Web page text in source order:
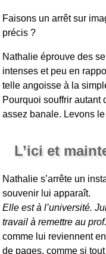
Faisons un arrêt sur
précis ?
Nathalie éprouve des
intenses et peu en
telle angoisse à la
Pourquoi souffrir autant
assez banale. Levons
L’ici et
Nathalie s’arrête un
souvenir lui apparaît.
Elle est à l’université.
travail à remettre au
comme lui reviennent
de pages, comme si